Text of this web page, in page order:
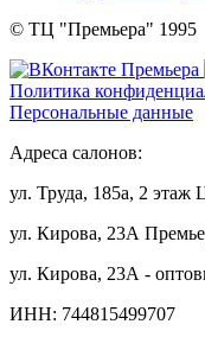
© ТЦ "Премьера" 1995
Политика
Персональные данные
Адреса салонов:
ул. Труда, 185а, 2
ул. Кирова, 23А
ул. Кирова, 23А -
ИНН: 744815499707